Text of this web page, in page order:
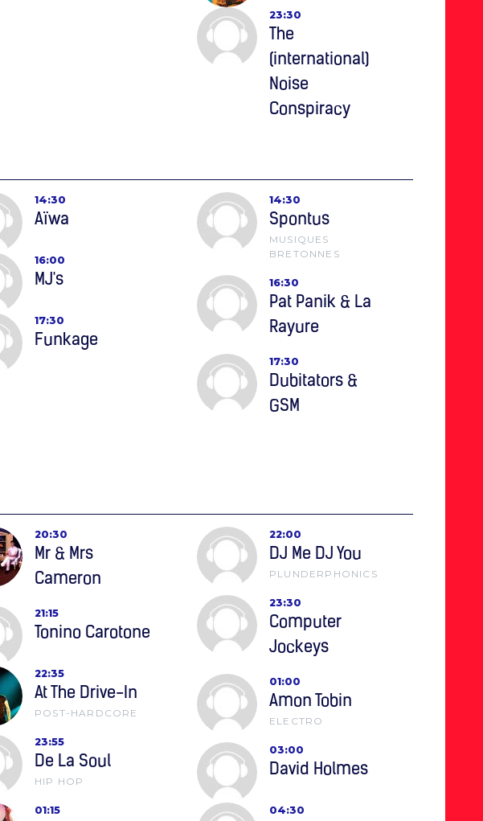
23:30
The
(international)
Noise
Conspiracy
14:30
Aïwa
16:00
MJ's
17:30
Funkage
14:30
Spontus
MUSIQUES
BRETONNES
16:30
Pat Panik & La
Rayure
17:30
Dubitators &
GSM
20:30
Mr & Mrs
Cameron
21:15
Tonino Carotone
22:35
At The Drive-In
POST-HARDCORE
23:55
De La Soul
HIP HOP
01:15
22:00
DJ Me DJ You
PLUNDERPHONICS
23:30
Computer
Jockeys
01:00
Amon Tobin
ELECTRO
03:00
David Holmes
04:30